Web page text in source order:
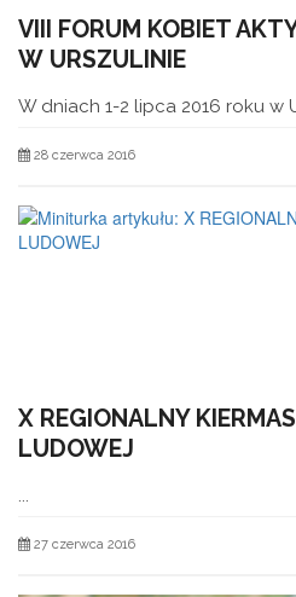
VIII FORUM KOBIET
W URSZULINIE
W dniach 1-2 lipca 2016 roku w
28 czerwca 2016
X REGIONALNY
LUDOWEJ
...
27 czerwca 2016